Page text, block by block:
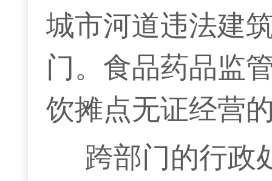
城市河道违法建
门。食品药品监
饮摊点无证经营
跨部门的行政